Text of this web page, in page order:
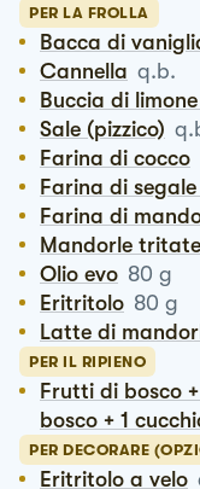
PER LA FROLLA
Bacca di
Cannella q.b.
Buccia di
Sale (pizzico)
Farina di cocco
Farina di
Farina di
Mandorle
Olio evo 80 g
Eritritolo 80 g
Latte di
PER IL RIPIENO
Frutti di bosco + 1 cucchiaio di kuzu frutti di
bosco + 1
PER DECORARE
Eritritolo a velo